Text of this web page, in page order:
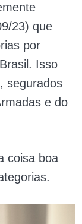
23) que
por
Isso
segurados
e do
coisa boa